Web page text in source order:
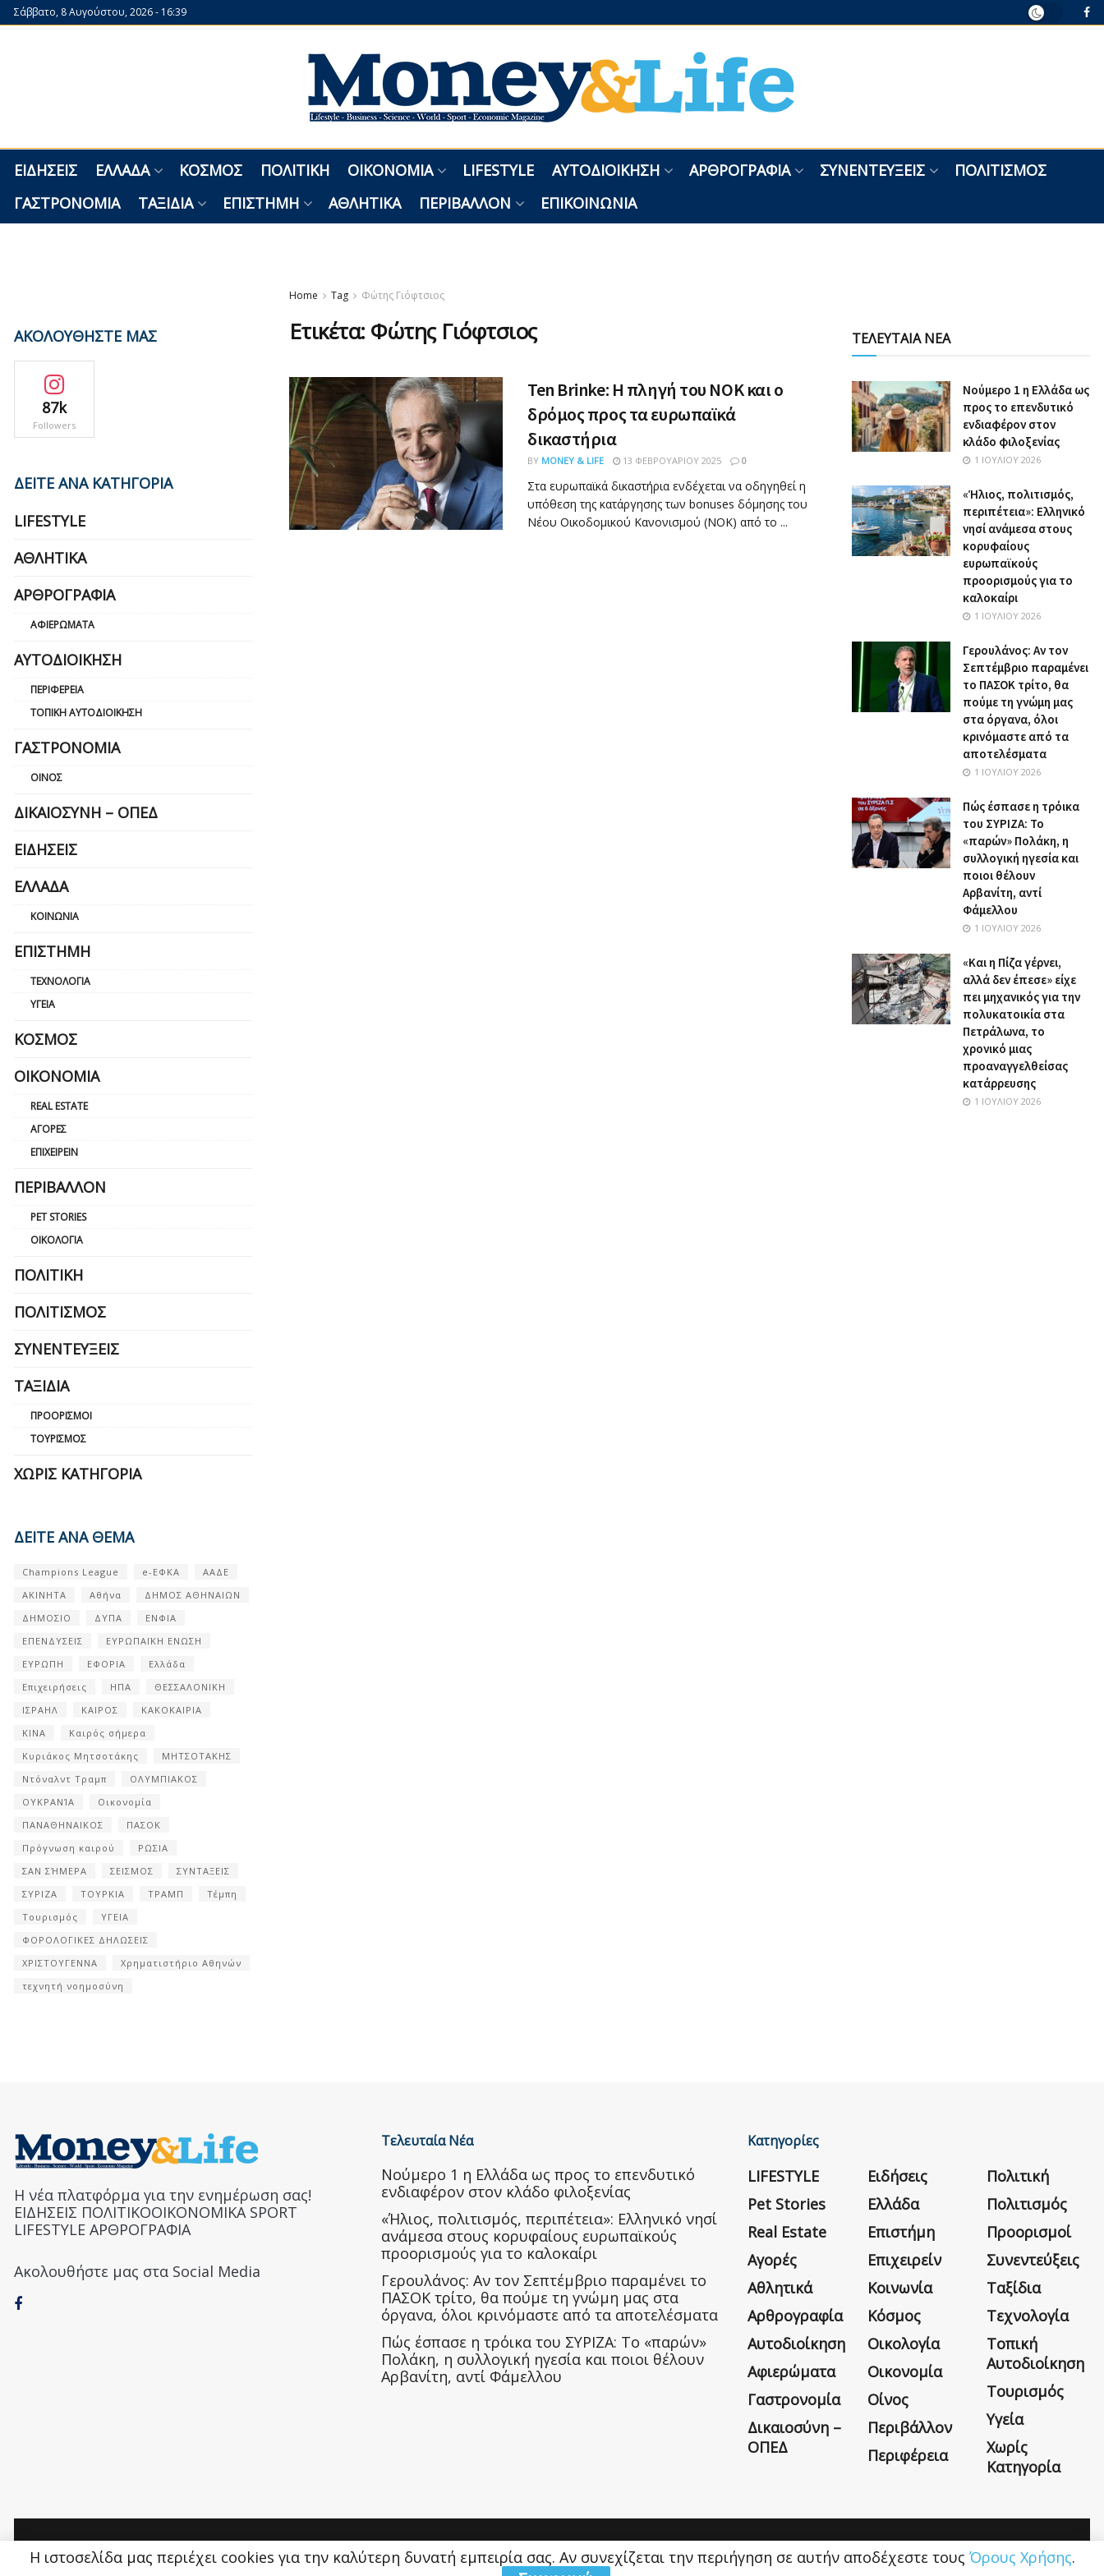
Σάββατο, 8 Αυγούστου, 2026 - 16:39
ΕΙΔΉΣΕΙΣ ΕΛΛΆΔΑ ΚΌΣΜΟΣ ΠΟΛΙΤΙΚΉ ΟΙΚΟΝΟΜΊΑ LIFESTYLE ΑΥΤΟΔΙΟΊΚΗΣΗ ΑΡΘΡΟΓΡΑΦΊΑ ΣΥΝΕΝΤΕΎΞΕΙΣ
ΠΟΛΙΤΙΣΜΌΣ
ΓΑΣΤΡΟΝΟΜΊΑ
ΤΑΞΊΔΙΑ ΕΠΙΣΤΉΜΗ ΑΘΛΗΤΙΚΆ ΠΕΡΙΒΆΛΛΟΝ ΕΠΙΚΟΙΝΩΝΊΑ
Home Tag Φώτης Γιόφτσιος
Ετικέτα: Φώτης Γιόφτσιος
Ten Brinke: Η πληγή του ΝΟΚ και ο
δρόμος προς τα ευρωπαϊκά
δικαστήρια
BY MONEY & LIFE 13 ΦΕΒΡΟΥΑΡΊΟΥ 2025 0
Στα ευρωπαϊκά δικαστήρια ενδέχεται να οδηγηθεί η
υπόθεση της κατάργησης των bonuses δόμησης του
Νέου Οικοδομικού Κανονισμού (ΝΟΚ) από το ...
ΑΚΟΛΟΥΘΗΣΤΕ ΜΑΣ
87k
Followers
ΔΕΙΤΕ ΑΝΑ ΚΑΤΗΓΟΡΙΑ
LIFESTYLE
ΑΘΛΗΤΙΚΆ
ΑΡΘΡΟΓΡΑΦΊΑ
ΑΦΙΕΡΏΜΑΤΑ
ΑΥΤΟΔΙΟΊΚΗΣΗ
ΠΕΡΙΦΈΡΕΙΑ
ΤΟΠΙΚΉ ΑΥΤΟΔΙΟΊΚΗΣΗ
ΓΑΣΤΡΟΝΟΜΊΑ
ΟΊΝΟΣ
ΔΙΚΑΙΟΣΎΝΗ – ΟΠΕΔ
ΕΙΔΉΣΕΙΣ
ΕΛΛΆΔΑ
ΚΟΙΝΩΝΊΑ
ΕΠΙΣΤΉΜΗ
ΤΕΧΝΟΛΟΓΊΑ
ΥΓΕΊΑ
ΚΌΣΜΟΣ
ΟΙΚΟΝΟΜΊΑ
REAL ESTATE
ΑΓΟΡΈΣ
ΕΠΙΧΕΙΡΕΊΝ
ΠΕΡΙΒΆΛΛΟΝ
PET STORIES
ΟΙΚΟΛΟΓΊΑ
ΠΟΛΙΤΙΚΉ
ΠΟΛΙΤΙΣΜΌΣ
ΣΥΝΕΝΤΕΎΞΕΙΣ
ΤΑΞΊΔΙΑ
ΠΡΟΟΡΙΣΜΟΊ
ΤΟΥΡΙΣΜΌΣ
ΧΩΡΊΣ ΚΑΤΗΓΟΡΊΑ
ΔΕΙΤΕ ΑΝΑ ΘΕΜΑ
Champions League e-ΕΦΚΑ
ΑΑΔΕ
ΑΚΙΝΗΤΑ
Αθήνα
ΔΗΜΟΣ ΑΘΗΝΑΙΩΝ
ΔΗΜΟΣΙΟ
ΔΥΠΑ
ΕΝΦΙΑ
ΕΠΕΝΔΥΣΕΙΣ
ΕΥΡΩΠΑΪΚΗ ΕΝΩΣΗ
ΕΥΡΩΠΗ
ΕΦΟΡΙΑ
Ελλάδα
Επιχειρήσεις
ΗΠΑ
ΘΕΣΣΑΛΟΝΙΚΗ
ΙΣΡΑΗΛ
ΚΑΙΡΟΣ
ΚΑΚΟΚΑΙΡΙΑ
ΚΙΝΑ
Καιρός σήμερα
Κυριάκος Μητσοτάκης
ΜΗΤΣΟΤΑΚΗΣ
Ντόναλντ Τραμπ
ΟΛΥΜΠΙΑΚΟΣ
ΟΥΚΡΑΝΊΑ
Οικονομία
ΠΑΝΑΘΗΝΑΙΚΟΣ
ΠΑΣΟΚ
Πρόγνωση καιρού
ΡΩΣΙΑ
ΣΑΝ ΣΉΜΕΡΑ
ΣΕΙΣΜΟΣ
ΣΥΝΤΑΞΕΙΣ
ΣΥΡΙΖΑ
ΤΟΥΡΚΙΑ ΤΡΑΜΠ
Τέμπη
Τουρισμός
ΥΓΕΙΑ
ΦΟΡΟΛΟΓΙΚΕΣ ΔΗΛΩΣΕΙΣ
ΧΡΙΣΤΟΥΓΕΝΝΑ
Χρηματιστήριο Αθηνών
τεχνητή νοημοσύνη
ΤΕΛΕΥΤΑΙΑ ΝΕΑ
Nούμερο 1 η Ελλάδα ως
προς το επενδυτικό
ενδιαφέρον στον
κλάδο φιλοξενίας
1 ΙΟΥΛΊΟΥ 2026
«Ήλιος, πολιτισμός,
περιπέτεια»: Ελληνικό
νησί ανάμεσα στους
κορυφαίους
ευρωπαϊκούς
προορισμούς για το
καλοκαίρι
1 ΙΟΥΛΊΟΥ 2026
Γερουλάνος: Αν τον
Σεπτέμβριο παραμένει
το ΠΑΣΟΚ τρίτο, θα
πούμε τη γνώμη μας
στα όργανα, όλοι
κρινόμαστε από τα
αποτελέσματα
1 ΙΟΥΛΊΟΥ 2026
Πώς έσπασε η τρόικα
του ΣΥΡΙΖΑ: Το
«παρών» Πολάκη, η
συλλογική ηγεσία και
ποιοι θέλουν
Αρβανίτη, αντί
Φάμελλου
1 ΙΟΥΛΊΟΥ 2026
«Και η Πίζα γέρνει,
αλλά δεν έπεσε» είχε
πει μηχανικός για την
πολυκατοικία στα
Πετράλωνα, το
χρονικό μιας
προαναγγελθείσας
κατάρρευσης
1 ΙΟΥΛΊΟΥ 2026
Η νέα πλατφόρμα για την ενημέρωση σας!
ΕΙΔΗΣΕΙΣ ΠΟΛΙΤΙΚΟΟΙΚΟΝΟΜΙΚΑ SPORT
LIFESTYLE ΑΡΘΡΟΓΡΑΦΙΑ
Ακολουθήστε μας στα Social Media
Τελευταία Νέα
Nούμερο 1 η Ελλάδα ως προς το επενδυτικό
ενδιαφέρον στον κλάδο φιλοξενίας
«Ήλιος, πολιτισμός, περιπέτεια»: Ελληνικό νησί
ανάμεσα στους κορυφαίους ευρωπαϊκούς
προορισμούς για το καλοκαίρι
Γερουλάνος: Αν τον Σεπτέμβριο παραμένει το
ΠΑΣΟΚ τρίτο, θα πούμε τη γνώμη μας στα
όργανα, όλοι κρινόμαστε από τα αποτελέσματα
Πώς έσπασε η τρόικα του ΣΥΡΙΖΑ: Το «παρών»
Πολάκη, η συλλογική ηγεσία και ποιοι θέλουν
Αρβανίτη, αντί Φάμελλου
Κατηγορίες
LIFESTYLE
Pet Stories
Real Estate
Αγορές
Αθλητικά
Αρθρογραφία
Αυτοδιοίκηση
Αφιερώματα
Γαστρονομία
Δικαιοσύνη –
ΟΠΕΔ
Ειδήσεις
Ελλάδα
Επιστήμη
Επιχειρείν
Κοινωνία
Κόσμος
Οικολογία
Οικονομία
Οίνος
Περιβάλλον
Περιφέρεια
Πολιτική
Πολιτισμός
Προορισμοί
Συνεντεύξεις
Ταξίδια
Τεχνολογία
Τοπική
Αυτοδιοίκηση
Τουρισμός
Υγεία
Χωρίς
Κατηγορία
Η εταιρεία Όροι Χρήσης Επικοινωνία
Η ιστοσελίδα μας περιέχει cookies για την καλύτερη δυνατή εμπειρία σας. Αν συνεχίζεται την περιήγηση σε αυτήν αποδέχεστε τους Όρους Χρήσης.